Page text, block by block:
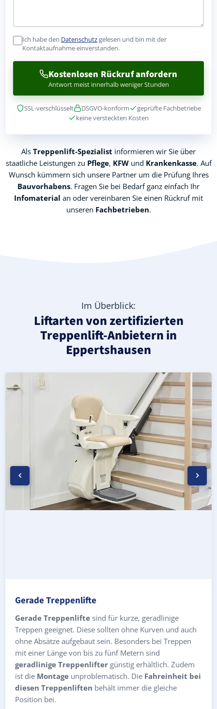
Ich habe den Datenschutzgelesen und bin mit der
Kontaktaufnahme einverstanden.
Kostenlosen Rückruf anfordern
Antwort meist innerhalb weniger Stunden
SSL-verschlüsselt DSGVO-konform
geprüfte Fachbetriebe
keine versteckten Kosten
Als Treppenlift-Spezialist informieren wir Sie über
staatliche Leistungen zu Pflege, KFWund Krankenkasse. Auf
Wunsch kümmern sich unsere Partner um die Prüfung Ihres
Bauvorhabens. Fragen Sie bei Bedarf ganz einfach Ihr
Infomaterial an oder vereinbaren Sie einen Rückruf mit
unseren Fachbetrieben.
Im Überblick:
Liftarten von zertifizierten
Treppenlift-Anbietern in
Eppertshausen
Moderner gerader Treppenlift in Eppertshausen
Geprüfter, gebrauchter Treppenlift für gerade
Neuer Treppenlift für gerade Treppen in
Gerade Treppenlifte
Gerade Treppenlifte sind für kurze, geradlinige
Treppen geeignet. Diese sollten ohne Kurven und auch
ohne Absätze aufgebaut sein. Besonders bei Treppen
mit einer Länge von bis zu fünf Metern sind
geradlinige Treppenlifter günstig erhältlich. Zudem
ist die Montage unproblematisch. Die Fahreinheit bei
diesen Treppenliften behält immer die gleiche
Position bei.